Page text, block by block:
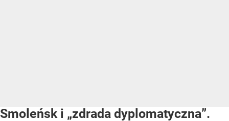
Smoleńsk i „zdrada dyplomatyczna”.